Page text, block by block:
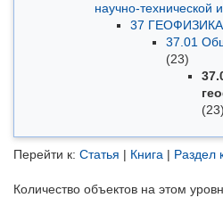
научно-технической
37 ГЕОФИЗИКА
37.01
(23)
(23)
Перейти к: Статья | Книга | Раздел
Количество объектов на этом